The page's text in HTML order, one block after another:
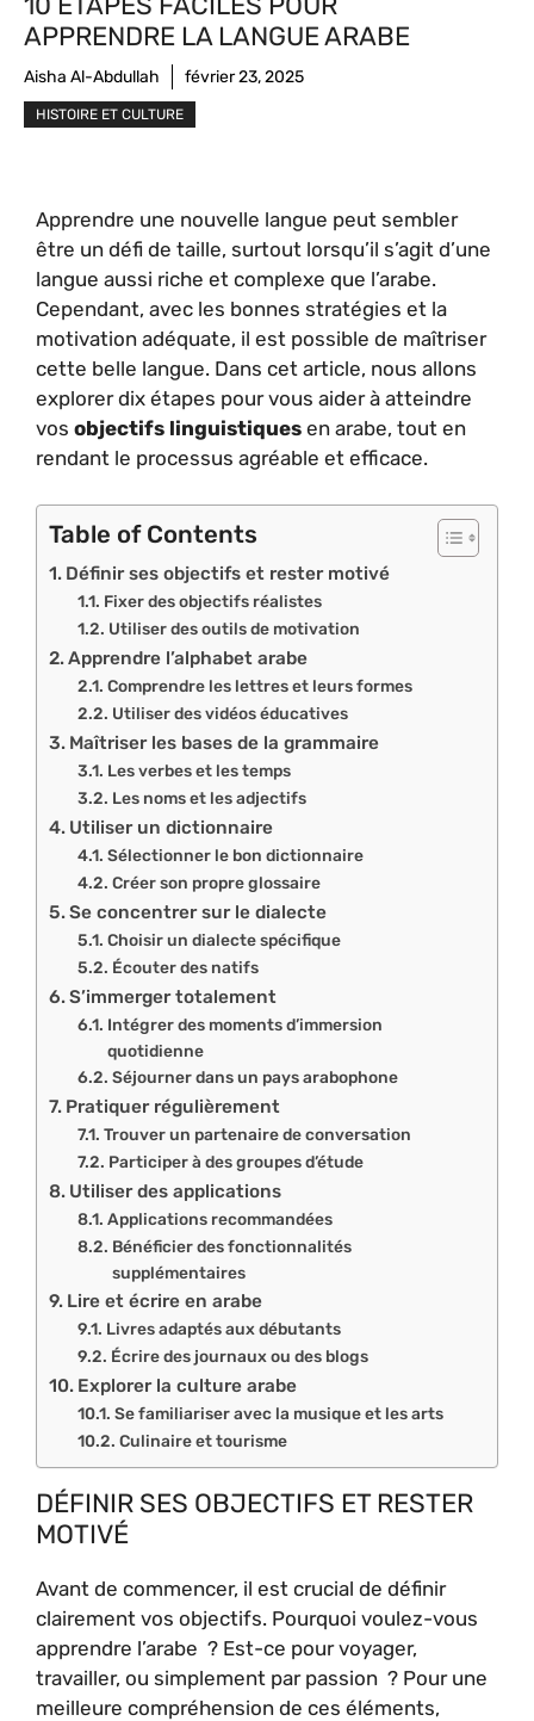
APPRENDRE LA LANGUE ARABE
Aisha Al-Abdullah février 23, 2025
HISTOIRE ET CULTURE
Apprendre une nouvelle langue peut sembler
être un défi de taille, surtout lorsqu’il s’agit d’une
langue aussi riche et complexe que l’arabe.
Cependant, avec les bonnes stratégies et la
motivation adéquate, il est possible de maîtriser
cette belle langue. Dans cet article, nous allons
explorer dix étapes pour vous aider à atteindre
vos objectifs linguistiques en arabe, tout en
rendant le processus agréable et efficace.
Table of Contents
Définir ses objectifs et rester motivé
Fixer des objectifs réalistes
Utiliser des outils de motivation
Apprendre l’alphabet arabe
Comprendre les lettres et leurs formes
Utiliser des vidéos éducatives
Maîtriser les bases de la grammaire
Les verbes et les temps
Les noms et les adjectifs
Utiliser un dictionnaire
Sélectionner le bon dictionnaire
Créer son propre glossaire
Se concentrer sur le dialecte
Choisir un dialecte spécifique
Écouter des natifs
S’immerger totalement
Intégrer des moments d’immersion
quotidienne
Séjourner dans un pays arabophone
Pratiquer régulièrement
Trouver un partenaire de conversation
Participer à des groupes d’étude
Utiliser des applications
Applications recommandées
Bénéficier des fonctionnalités
supplémentaires
Lire et écrire en arabe
Livres adaptés aux débutants
Écrire des journaux ou des blogs
Explorer la culture arabe
Se familiariser avec la musique et les arts
Culinaire et tourisme
DÉFINIR SES OBJECTIFS ET RESTER
MOTIVÉ
Avant de commencer, il est crucial de définir
clairement vos objectifs. Pourquoi voulez-vous
apprendre l’arabe ? Est-ce pour voyager,
travailler, ou simplement par passion ? Pour une
meilleure compréhension de ces éléments,